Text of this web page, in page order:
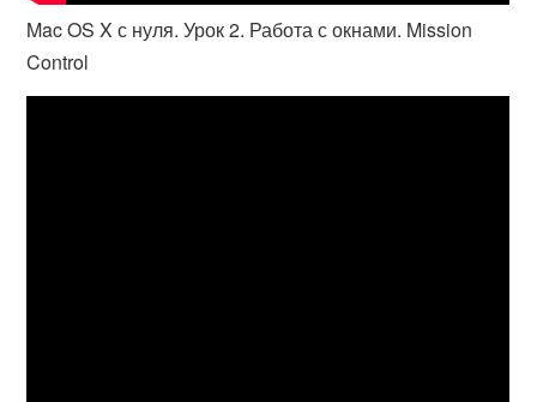
Mac OS X с нуля. Урок 2. Работа с окнами. Mission
Control